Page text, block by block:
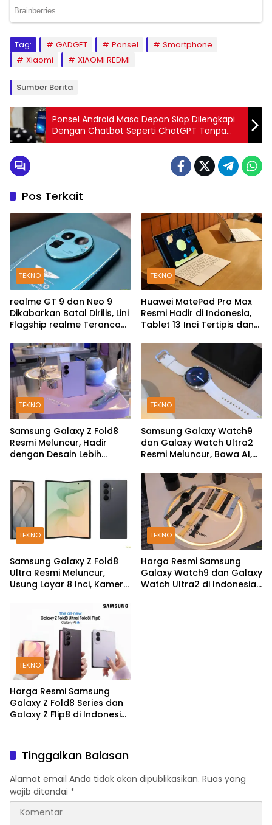
Tag: GADGET Ponsel
Smartphone
Xiaomi
XIAOMI REDMI
Sumber Berita
Ponsel Android Masa Depan Siap Dilengkapi
Dengan Chatbot Seperti ChatGPT Tanpa
Ketergantungan pada Cloud
Pos Terkait
TEKNO
realme GT 9 dan Neo 9
Dikabarkan Batal Dirilis, Lini
Flagship realme Terancam
TEKNO
Huawei MatePad Pro Max
Resmi Hadir di Indonesia,
Tablet 13 Inci Tertipis dan
TEKNO
Samsung Galaxy Z Fold8
Resmi Meluncur, Hadir
dengan Desain Lebih
TEKNO
Samsung Galaxy Watch9
dan Galaxy Watch Ultra2
Resmi Meluncur, Bawa AI,
dan Fitur Kesehatan Baru
TEKNO
Samsung Galaxy Z Fold8
Ultra Resmi Meluncur,
Usung Layar 8 Inci, Kamera
TEKNO
Harga Resmi Samsung
Galaxy Watch9 dan Galaxy
Watch Ultra2 di Indonesia,
TEKNO
Harga Resmi Samsung
Galaxy Z Fold8 Series dan
Galaxy Z Flip8 di Indonesia,
Tinggalkan Balasan
Alamat email Anda tidak akan dipublikasikan. Ruas yang
wajib ditandai *